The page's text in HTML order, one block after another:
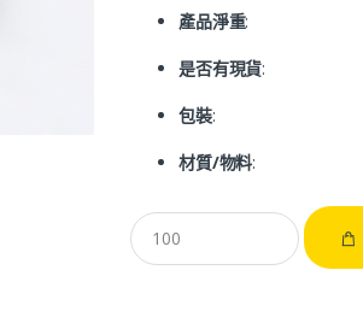
產品淨重:
是否有現貨:
包裝:
材質/物料: